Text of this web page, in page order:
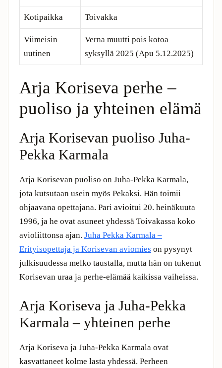
Kotipaikka Toivakka
Viimeisin
uutinen
Verna muutti pois kotoa
syksyllä 2025 (Apu 5.12.2025)
Arja Koriseva perhe –
puoliso ja yhteinen elämä
Arja Korisevan puoliso Juha-
Pekka Karmala
Arja Korisevan puoliso on Juha-Pekka Karmala,
jota kutsutaan usein myös Pekaksi. Hän toimii
ohjaavana opettajana. Pari avioitui 20. heinäkuuta
1996, ja he ovat asuneet yhdessä Toivakassa koko
avioliittonsa ajan. Juha Pekka Karmala –
Erityisopettaja ja Korisevan aviomies on pysynyt
julkisuudessa melko taustalla, mutta hän on tukenut
Korisevan uraa ja perhe-elämää kaikissa vaiheissa.
Arja Koriseva ja Juha-Pekka
Karmala – yhteinen perhe
Arja Koriseva ja Juha-Pekka Karmala ovat
kasvattaneet kolme lasta yhdessä. Perheen